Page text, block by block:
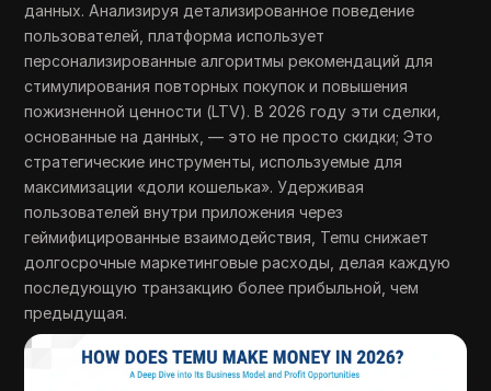
данных. Анализируя детализированное поведение
пользователей, платформа использует
персонализированные алгоритмы рекомендаций для
стимулирования повторных покупок и повышения
пожизненной ценности (LTV). В 2026 году эти сделки,
основанные на данных, — это не просто скидки; Это
стратегические инструменты, используемые для
максимизации «доли кошелька». Удерживая
пользователей внутри приложения через
геймифицированные взаимодействия, Temu снижает
долгосрочные маркетинговые расходы, делая каждую
последующую транзакцию более прибыльной, чем
предыдущая.